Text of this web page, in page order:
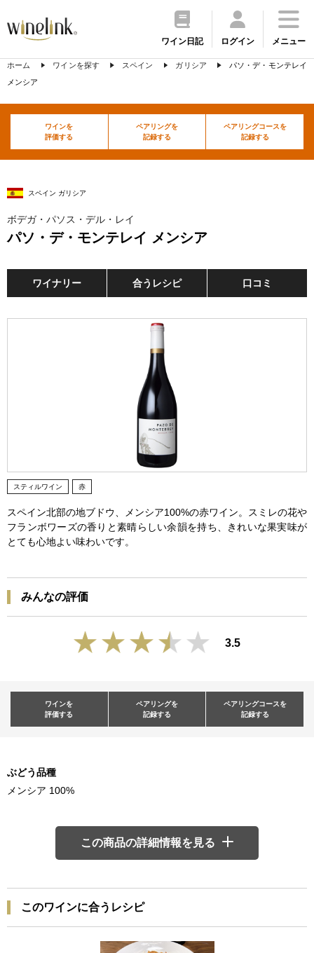
ワイン日記 ログイン メニュー
ホーム ワインを探す スペイン ガリシア
パソ・デ・モンテレイ
メンシア
ワインを
評価する
ペアリングを
記録する
ペアリングコースを
記録する
スペイン ガリシア
ボデガ・パソス・デル・レイ
パソ・デ・モンテレイ メンシア
ワイナリー 合うレシピ 口コミ
スティルワイン 赤
スペイン北部の地ブドウ、メンシア100%の赤ワイン。スミレの花や
フランボワーズの香りと素晴らしい余韻を持ち、きれいな果実味が
とても心地よい味わいです。
みんなの評価
3.5
ワインを
評価する
ペアリングを
記録する
ペアリングコースを
記録する
ぶどう品種
メンシア 100%
この商品の詳細情報を見る
このワインに合うレシピ